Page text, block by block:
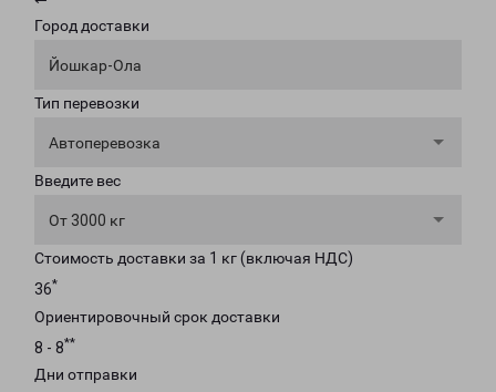
Город доставки
Йошкар-Ола
Тип перевозки
Автоперевозка
Введите вес
От 3000 кг
Стоимость доставки за 1 кг (включая НДС)
36*
Ориентировочный срок доставки
8 - 8**
Дни отправки